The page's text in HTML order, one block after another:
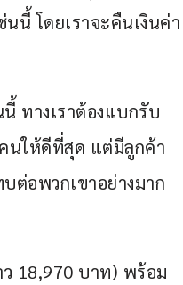
นี้ โดยเราจะคืนเงินค่า
ทางเราต้องแบกรับ
นให้ดีที่สุด แต่มีลูกค้า
ต่อพวกเขาอย่างมาก
18,970 บาท) พร้อม